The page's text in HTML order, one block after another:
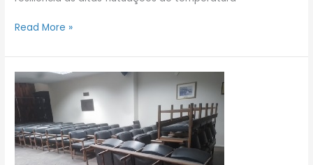
Read More »
Prédio
da
Aenfer
passa
por
obras